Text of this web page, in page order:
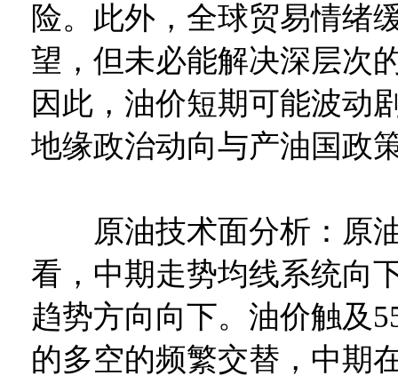
险。此外，全球贸易情绪
望，但未必能解决深层次
因此，油价短期可能波动
地缘政治动向与产油国政
原油技术面分析：原
看，中期走势均线系统向
趋势方向向下。油价触及
的多空的频繁交替，中期